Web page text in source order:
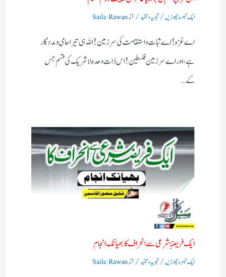
ایک تبصرہ چھوڑیں/تجزیہ و تنقید/ ازSaile Rawan
اے غزہ! اے ثبات واستقامت کی سرزمین! اللہ ہی تیرا حامی ومددگار
ہے، اور اے سرزمین فلسطین! اس ذات وحدہ لاشریک کی قسم جس
کے…
ایک فریضۂِ شرعی سے انحراف کا بھیانک انجام
ایک تبصرہ چھوڑیں/تجزیہ و تنقید/ ازSaile Rawan